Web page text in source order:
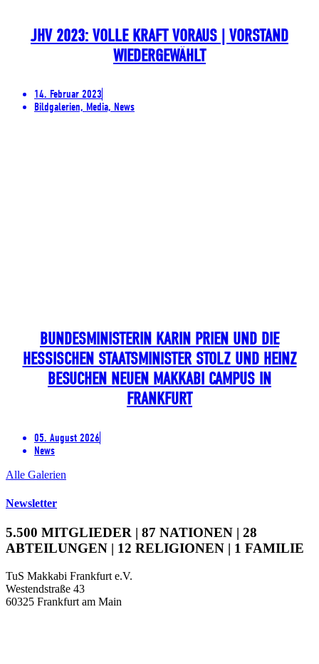
JHV 2023: VOLLE KRAFT VORAUS | VORSTAND
WIEDERGEWÄHLT
14. Februar 2023
Bildgalerien, Media, News
BUNDESMINISTERIN KARIN PRIEN UND DIE
HESSISCHEN STAATSMINISTER STOLZ UND HEINZ
BESUCHEN NEUEN MAKKABI CAMPUS IN
FRANKFURT
05. August 2026
News
Alle Galerien
Newsletter
5.500 MITGLIEDER | 87 NATIONEN | 28
ABTEILUNGEN | 12 RELIGIONEN | 1 FAMILIE
TuS Makkabi Frankfurt e.V.
Westendstraße 43
60325 Frankfurt am Main